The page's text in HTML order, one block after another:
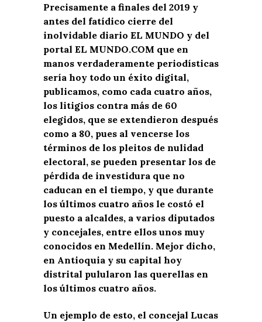
Precisamente a finales del 2019 y
antes del fatídico cierre del
inolvidable diario EL MUNDO y del
portal EL MUNDO.COM que en
manos verdaderamente periodísticas
sería hoy todo un éxito digital,
publicamos, como cada cuatro años,
los litigios contra más de 60
elegidos, que se extendieron después
como a 80, pues al vencerse los
términos de los pleitos de nulidad
electoral, se pueden presentar los de
pérdida de investidura que no
caducan en el tiempo, y que durante
los últimos cuatro años le costó el
puesto a alcaldes, a varios diputados
y concejales, entre ellos unos muy
conocidos en Medellín. Mejor dicho,
en Antioquia y su capital hoy
distrital pulularon las querellas en
los últimos cuatro años.
Un ejemplo de esto, el concejal Lucas